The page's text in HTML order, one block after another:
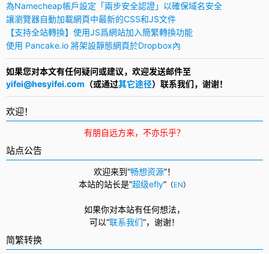
為Namecheap帳戶設定「兩步安全認證」以確保域名安全
讓瀏覽器自動加載網頁中最新的CSS和JS文件
【支持全站轉換】使用JS爲網站加入簡繁轉換功能
使用 Pancake.io 將架設靜態網頁於Dropbox內
如果您对本文有任何疑问或建议，欢迎发送邮件至
yifei@hesyifei.com （或通过其它途径）联系我们，谢谢！
欢迎！
有朋自远方来，不亦乐乎？
站点公告
欢迎来到“畅想资源”！
本站的站长是“超级efly” （EN）
如果你对本站有任何想法，
可以“联系我们”， 谢谢！
简繁转换